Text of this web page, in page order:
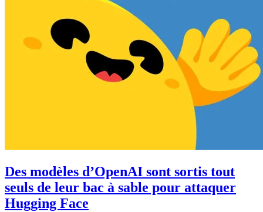
Des modèles d’OpenAI sont sortis tout
seuls de leur bac à sable pour attaquer
Hugging Face